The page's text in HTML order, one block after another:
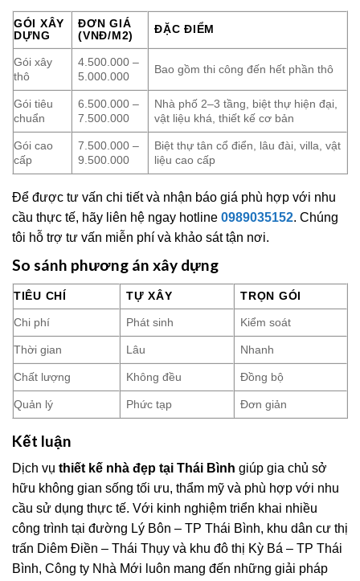
GÓI XÂY
DỰNG
ĐƠN GIÁ
(VNĐ/M2)
ĐẶC ĐIỂM
Gói xây
thô
4.500.000 –
5.000.000
Bao gồm thi công đến hết phần thô
Gói tiêu
chuẩn
6.500.000 –
7.500.000
Nhà phố 2–3 tầng, biệt thự hiện đại,
vật liệu khá, thiết kế cơ bản
Gói cao
cấp
7.500.000 –
9.500.000
Biệt thự tân cổ điển, lâu đài, villa, vật
liệu cao cấp
Để được tư vấn chi tiết và nhận báo giá phù hợp với nhu
cầu thực tế, hãy liên hệ ngay hotline 0989035152. Chúng
tôi hỗ trợ tư vấn miễn phí và khảo sát tận nơi.
So sánh phương án xây dựng
TIÊU CHÍ TỰ XÂY TRỌN GÓI
Chi phí Phát sinh Kiểm soát
Thời gian Lâu Nhanh
Chất lượng Không đều Đồng bộ
Quản lý Phức tạp Đơn giản
Kết luận
Dịch vụ thiết kế nhà đẹp tại Thái Bình giúp gia chủ sở
hữu không gian sống tối ưu, thẩm mỹ và phù hợp với nhu
cầu sử dụng thực tế. Với kinh nghiệm triển khai nhiều
công trình tại đường Lý Bôn – TP Thái Bình, khu dân cư thị
trấn Diêm Điền – Thái Thụy và khu đô thị Kỳ Bá – TP Thái
Bình, Công ty Nhà Mới luôn mang đến những giải pháp